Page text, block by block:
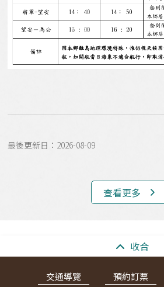
最後更新日：2026-08-09
查看更多
收合
交通導覽 預約訂票